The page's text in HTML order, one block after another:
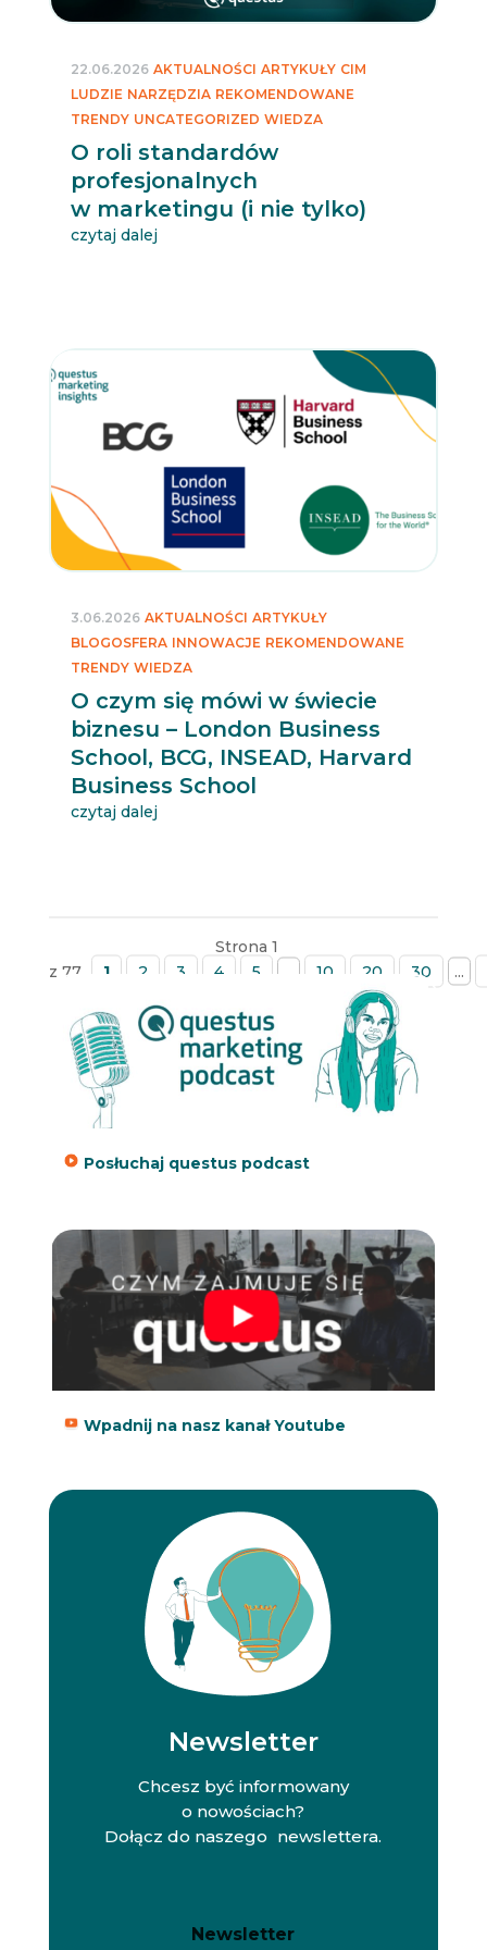
O roli standardów
profesjonalnych
w marketingu (i nie tylko)
22.06.2026 AKTUALNOŚCI ARTYKUŁY CIM
LUDZIE NARZĘDZIA REKOMENDOWANE
TRENDY UNCATEGORIZED WIEDZA
czytaj dalej
O czym się mówi w świecie
biznesu – London Business
School, BCG, INSEAD, Harvard
Business School
3.06.2026 AKTUALNOŚCI ARTYKUŁY
BLOGOSFERA INNOWACJE REKOMENDOWANE
TRENDY WIEDZA
czytaj dalej
Strona 1
z 77
1 2 3 4 5 10 20 30 ...
Posłuchaj questus podcast
Wpadnij na nasz kanał Youtube
Newsletter
Chcesz być informowany
o nowościach?
Dołącz do naszego newslettera.
e
e
Newsletter